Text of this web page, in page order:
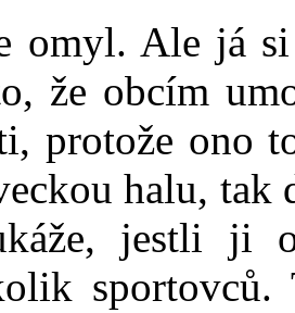
omyl. Ale já
že obcím
protože ono
halu,
jestli ji